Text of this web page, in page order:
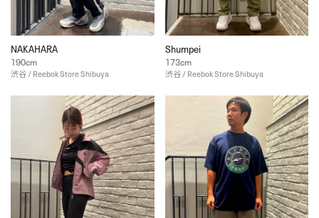
NAKAHARA
190cm
渋谷 / Reebok Store Shibuya
Shumpei
173cm
渋谷 / Reebok Store Shibuya